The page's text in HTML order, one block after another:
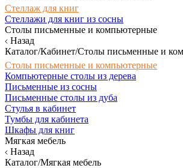
Стеллаж для книг
Стеллажи для книг из сосны
Столы письменные и компьютерные
Назад
Каталог/Кабинет/Столы письменные и
Столы письменные и компьютерные
Компьютерные столы из дерева
Письменные из сосны
Письменные столы из дуба
Стулья в кабинет
Тумбы для кабинета
Шкафы для книг
Мягкая мебель
Назад
Каталог/Мягкая мебель